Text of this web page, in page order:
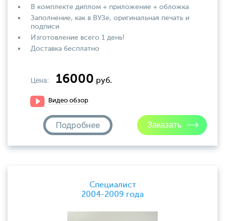
В комплекте диплом + приложение + обложка
Заполнение, как в ВУЗе, оригинальная печать и
подписи
Изготовление всего 1 день!
Доставка бесплатно
Цена: 16000 руб.
Видео обзор
Подробнее
Специалист
2004-2009 года